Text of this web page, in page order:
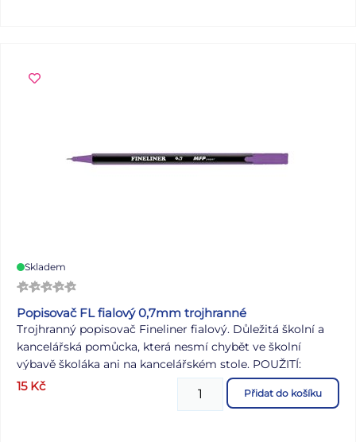
Skladem
Popisovač FL fialový 0,7mm trojhranné
Trojhranný popisovač Fineliner fialový. Důležitá školní a
kancelářská pomůcka, která nesmí chybět ve školní
výbavě školáka ani na kancelářském stole. POUŽITÍ:
Popisovače s jemným hrotem, které se obvykle používají
pro grafiku, kreslení, skicování, ale také pro běžné psaní.
15 Kč Přidat do košíku